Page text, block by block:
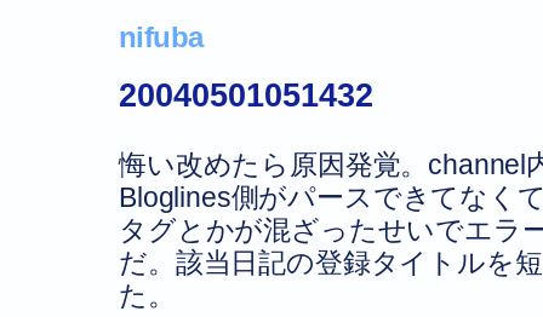
nifuba
20040501051432
悔い改めたら原因発覚。channel
Bloglines側がパースできてなく
タグとかが混ざったせいでエラ
だ。該当日記の登録タイトルを
た。